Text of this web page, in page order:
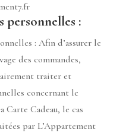
personnelles :
: Afin d’assurer le
des commandes,
traiter et
concernant le
Cadeau, le cas
par L’Appartement